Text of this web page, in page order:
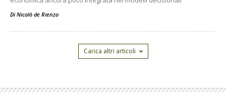
Di Nicolò de Rienzo
Carica altri articoli